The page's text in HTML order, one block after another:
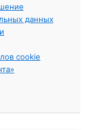
данных
cookie